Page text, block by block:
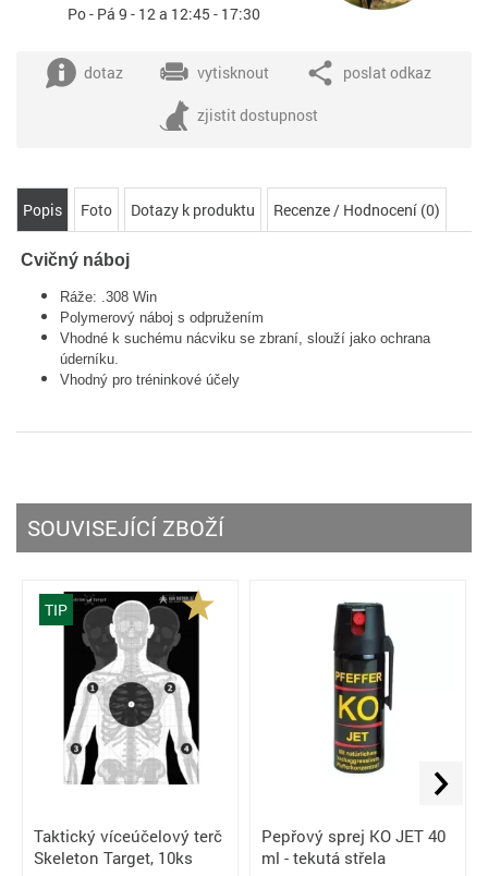
Po - Pá 9 - 12 a 12:45 - 17:30
dotaz vytisknout poslat odkaz
zjistit dostupnost
Popis Foto Dotazy k produktu Recenze / Hodnocení (0)
Cvičný náboj
Ráže: .308 Win
Polymerový náboj s odpružením
Vhodné k suchému nácviku se zbraní, slouží jako ochrana
úderníku.
Vhodný pro tréninkové účely
SOUVISEJÍCÍ ZBOŽÍ
TIP
Taktický víceúčelový terč
Skeleton Target, 10ks
Pepřový sprej KO JET 40
ml - tekutá střela